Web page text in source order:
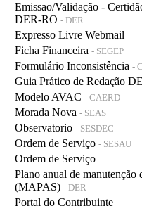
Emissao/Validação -
DER-RO - DER
Expresso Livre Webmail
Ficha Financeira - SEGEP
Formulário Inconsistência -
Guia Prático de Redação
Modelo AVAC - CAERD
Morada Nova - SEAS
Observatorio - SESDEC
Ordem de Serviço - SESAU
Ordem de Serviço
Plano anual de manutenção
(MAPAS) - DER
Portal do Contribuinte